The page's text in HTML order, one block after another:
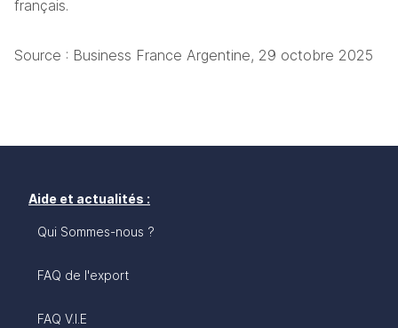
français.
Source : Business France Argentine, 29 octobre 2025
Aide et actualités :
Qui Sommes-nous ?
FAQ de l'export
FAQ V.I.E